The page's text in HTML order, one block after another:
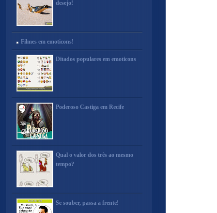
desejo!
Filmes em emoticons!
Ditados populares em emoticons
Poderoso Castiga em Recife
Qual o valor dos três ao mesmo
tempo?
Se souber, passa a frente!